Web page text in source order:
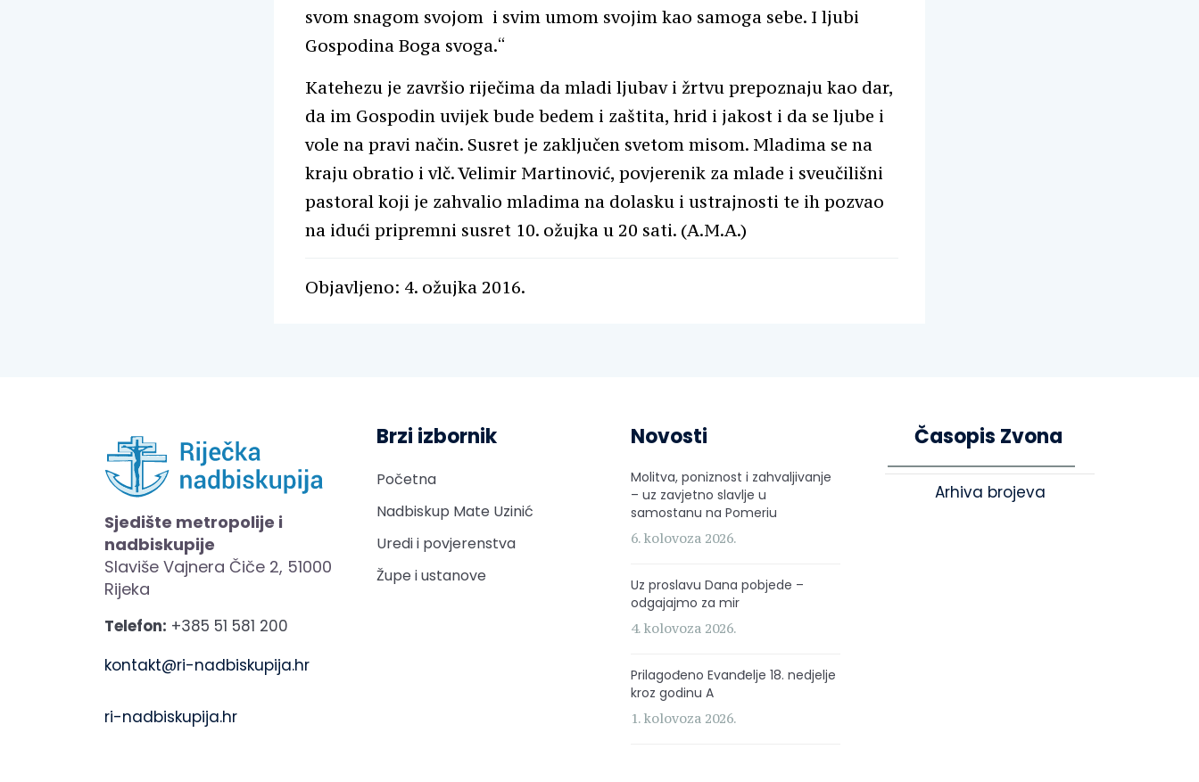
svom snagom svojom i svim umom svojim kao samoga sebe. I ljubi
Gospodina Boga svoga.“
Katehezu je završio riječima da mladi ljubav i žrtvu prepoznaju kao dar,
da im Gospodin uvijek bude bedem i zaštita, hrid i jakost i da se ljube i
vole na pravi način. Susret je zaključen svetom misom. Mladima se na
kraju obratio i vlč. Velimir Martinović, povjerenik za mlade i sveučilišni
pastoral koji je zahvalio mladima na dolasku i ustrajnosti te ih pozvao
na idući pripremni susret 10. ožujka u 20 sati. (A.M.A.)
Objavljeno: 4. ožujka 2016.
Sjedište metropolije i
nadbiskupije
Slaviše Vajnera Čiče 2, 51000
Rijeka
Telefon: +385 51 581 200
kontakt@ri-nadbiskupija.hr
ri-nadbiskupija.hr
Brzi izbornik
Početna
Nadbiskup Mate Uzinić
Uredi i povjerenstva
Župe i ustanove
Novosti
Molitva, poniznost i zahvaljivanje
– uz zavjetno slavlje u
samostanu na Pomeriu
6. kolovoza 2026.
Uz proslavu Dana pobjede –
odgajajmo za mir
4. kolovoza 2026.
Prilagođeno Evanđelje 18. nedjelje
kroz godinu A
1. kolovoza 2026.
Časopis Zvona
Arhiva brojeva